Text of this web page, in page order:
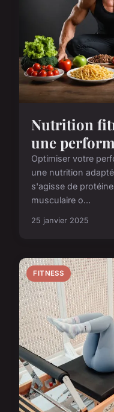
Nutrition
une
Optimiser votre
une nutrition
s'agisse de
musculaire o...
25 janvier 2025
FITNESS